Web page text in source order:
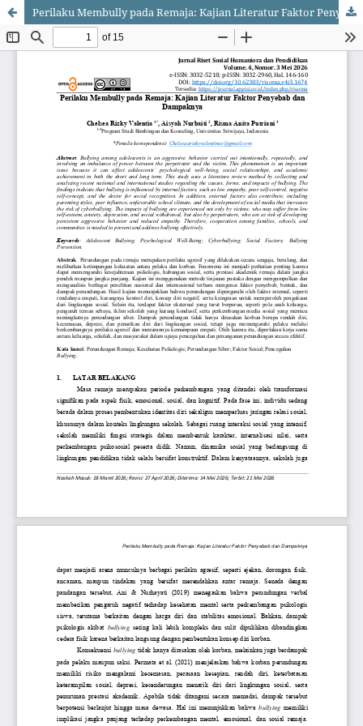
Perilaku Membully pada Remaja: Kajian Literatur Faktor Penyebab dan Dampaknya